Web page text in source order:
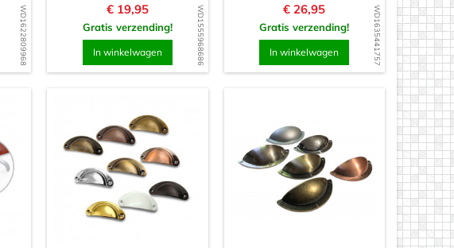
WD1622809968 WD1555968686
Prijs
€ 19,95
Gratis verzending!
In winkelwagen WD1635441757
Prijs
€ 26,95
Gratis verzending!
In winkelwagen